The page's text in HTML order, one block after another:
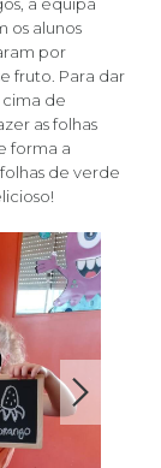
a equipa
os alunos
por
fruto. Para dar
de
as folhas
forma a
de verde